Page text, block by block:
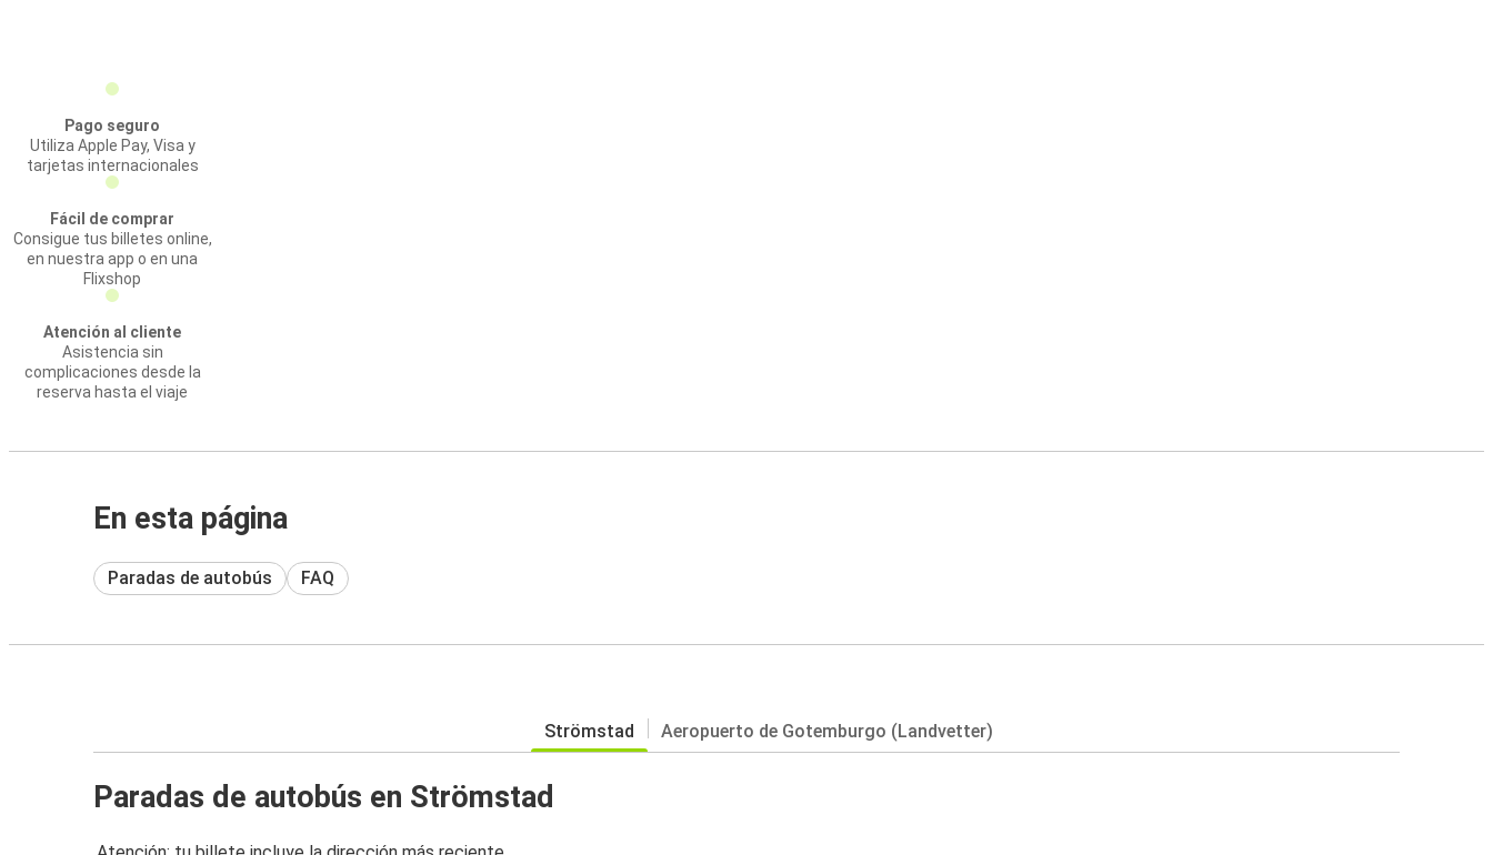
Pago seguro
Utiliza Apple Pay, Visa y
tarjetas internacionales
Fácil de comprar
Consigue tus billetes online,
en nuestra app o en una
Flixshop
Atención al cliente
Asistencia sin
complicaciones desde la
reserva hasta el viaje
En esta página
Paradas de autobús FAQ
Strömstad Aeropuerto de Gotemburgo (Landvetter)
Paradas de autobús en Strömstad